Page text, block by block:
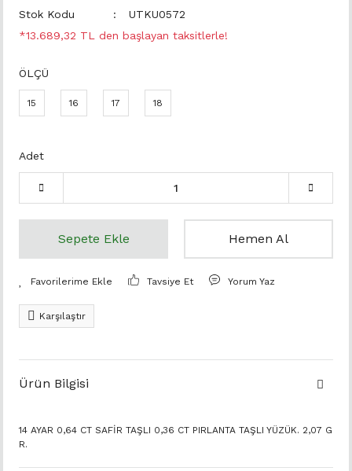
Stok Kodu
UTKU0572
*13.689,32 TL den başlayan taksitlerle!
ÖLÇÜ
15 16 17 18
Adet
Sepete Ekle Hemen Al
Tavsiye Et Yorum Yaz
Karşılaştır
Ürün Bilgisi
14 AYAR 0,64 CT SAFİR TAŞLI 0,36 CT PIRLANTA TAŞLI YÜZÜK. 2,07 G
R.